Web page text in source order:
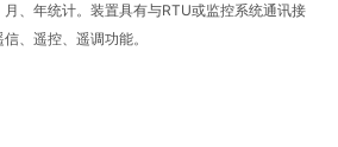
、年统计。装置具有与RTU或监控系统通讯接
、遥控、遥调功能。